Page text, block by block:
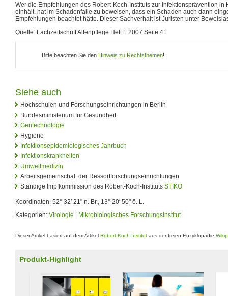
Wer die Empfehlungen des Robert-Koch-Instituts zur Infektionsprävention in
einhält, hat im Schadenfalle zu beweisen, dass ein Schaden auch dann
Empfehlungen beachtet hätte. Dieser Sachverhalt ist Juristen unter
Quelle: Fachzeitschrift Altenpflege Heft 1 2007 Seite 41
Bitte beachten Sie den Hinweis zu Rechtsthemen!
Siehe auch
Hochschulen und Forschungseinrichtungen in Berlin
Bundesministerium für Gesundheit
Gentechnologie
Hygiene
Infektionsepidemiologisches Jahrbuch
Infektionskrankheiten
Umweltmedizin
Arbeitsgemeinschaft der Ressortforschungseinrichtungen
Ständige Impfkommission des Robert-Koch-Instituts STIKO
Koordinaten: 52° 32′ 21" n. Br., 13° 20′ 50" ö. L.
Kategorien: Virologie Mikrobiologisches Forschungsinstitut
Dieser Artikel basiert auf dem Artikel Robert-Koch-Institut aus der freien Enzyklopädie
Produkt-Highlight